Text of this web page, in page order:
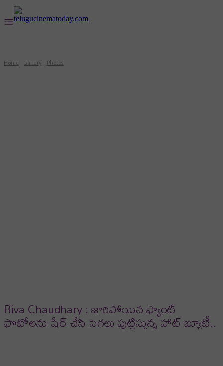
Home Gallery Photos
Riva Chaudhary : జారిపోయిన ఫ్యాంట్
ఫొటోలను షేర్ చేసి సెగలు పుట్టిస్తున్న హాట్ బ్యూటీ..